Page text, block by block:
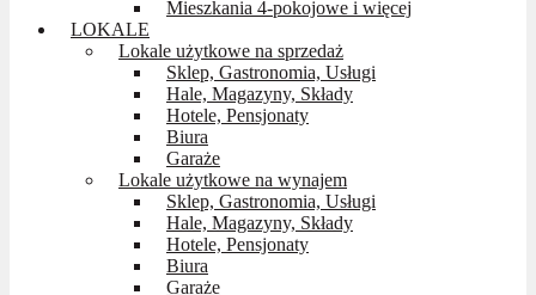
Mieszkania 4-pokojowe i więcej
LOKALE
Lokale użytkowe na sprzedaż
Sklep, Gastronomia, Usługi
Hale, Magazyny, Składy
Hotele, Pensjonaty
Biura
Garaże
Lokale użytkowe na wynajem
Sklep, Gastronomia, Usługi
Hale, Magazyny, Składy
Hotele, Pensjonaty
Biura
Garaże